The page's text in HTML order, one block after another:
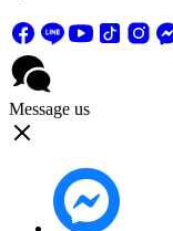
Message us